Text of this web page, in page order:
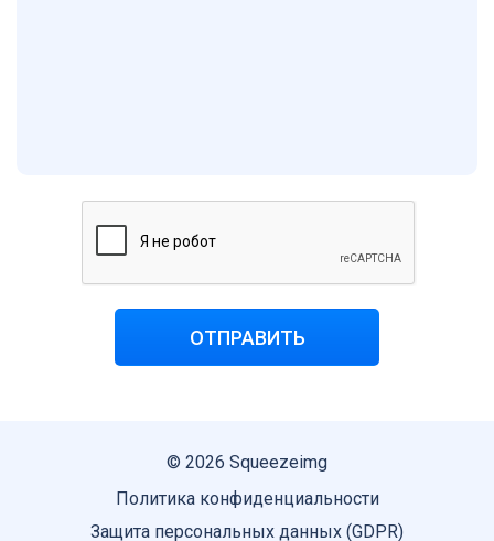
© 2026 Squeezeimg
Политика конфиденциальности
Защита персональных данных (GDPR)